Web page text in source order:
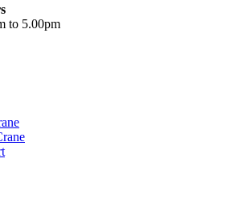
to 5.00pm